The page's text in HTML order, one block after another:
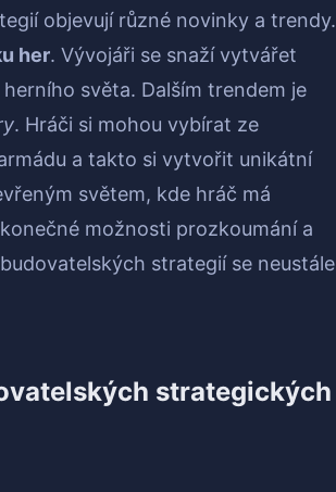
objevují různé novinky a trendy.
her. Vývojáři se snaží vytvářet
světa. Dalším trendem je
. Hráči si mohou vybírat ze
a takto si vytvořit unikátní
světem, kde hráč má
možnosti prozkoumání a
strategií se neustále
strategických